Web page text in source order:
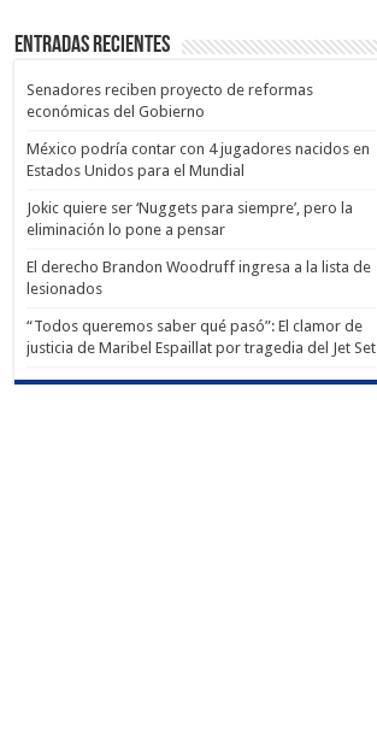
Entradas recientes
Senadores reciben proyecto de reformas
económicas del Gobierno
México podría contar con 4 jugadores nacidos en
Estados Unidos para el Mundial
Jokic quiere ser ‘Nuggets para siempre’, pero la
eliminación lo pone a pensar
El derecho Brandon Woodruff ingresa a la lista de
lesionados
“Todos queremos saber qué pasó”: El clamor de
justicia de Maribel Espaillat por tragedia del Jet Set